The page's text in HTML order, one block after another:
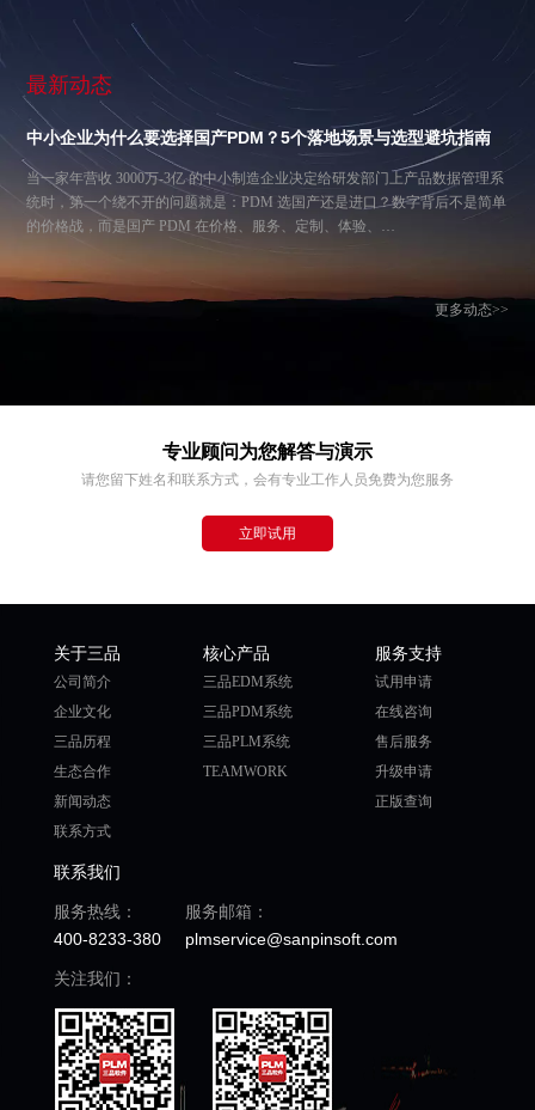
最新动态
中小企业为什么要选择国产PDM？5个落地场景与选型避坑指南
当一家年营收 3000万-3亿 的中小制造企业决定给研发部门上产品数据管理系
统时，第一个绕不开的问题就是：PDM 选国产还是进口？数字背后不是简单
的价格战，而是国产 PDM 在价格、服务、定制、体验、…
更多动态>>
专业顾问为您解答与演示
请您留下姓名和联系方式，会有专业工作人员免费为您服务
立即试用
关于三品
公司简介
企业文化
三品历程
生态合作
新闻动态
联系方式
核心产品
三品EDM系统
三品PDM系统
三品PLM系统
TEAMWORK
服务支持
试用申请
在线咨询
售后服务
升级申请
正版查询
联系我们
服务热线：
400-8233-380
服务邮箱：
plmservice@sanpinsoft.com
关注我们：